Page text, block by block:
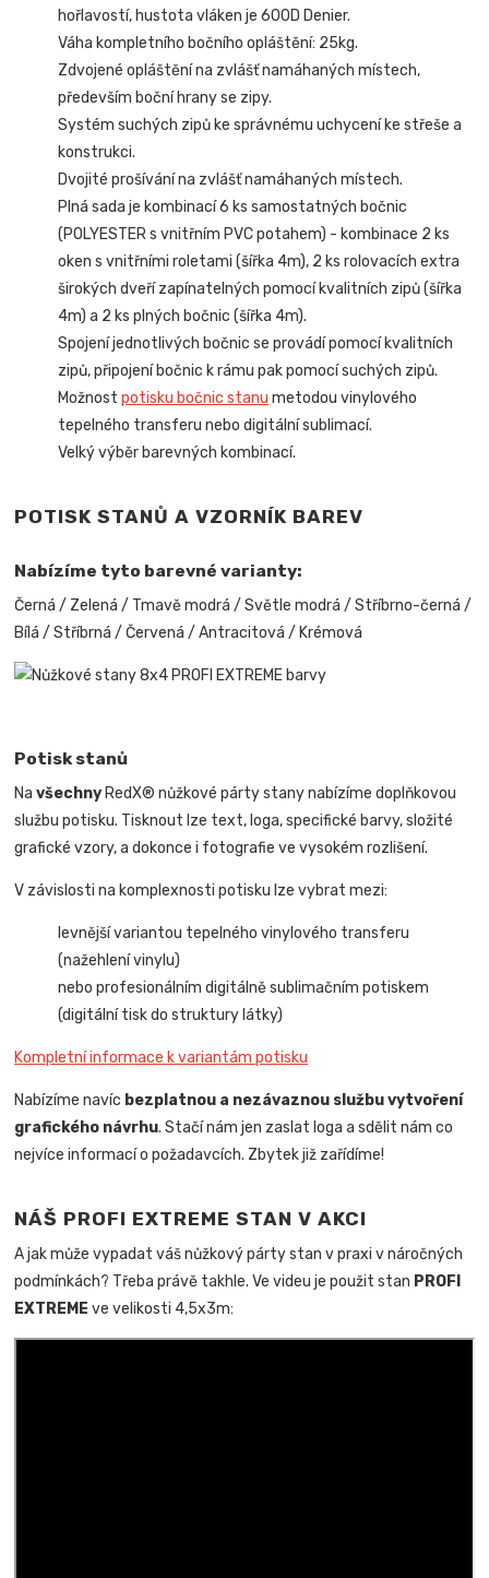
hořlavostí, hustota vláken je 600D Denier.
Váha kompletního bočního opláštění: 25kg.
Zdvojené opláštění na zvlášť namáhaných místech,
především boční hrany se zipy.
Systém suchých zipů ke správnému uchycení ke střeše a
konstrukci.
Dvojité prošívání na zvlášť namáhaných místech.
Plná sada je kombinací 6 ks samostatných bočnic
(POLYESTER s vnitřním PVC potahem) - kombinace 2 ks
oken s vnitřními roletami (šířka 4m), 2 ks rolovacích extra
širokých dveří zapínatelných pomocí kvalitních zipů (šířka
4m) a 2 ks plných bočnic (šířka 4m).
Spojení jednotlivých bočnic se provádí pomocí kvalitních
zipů, připojení bočnic k rámu pak pomocí suchých zipů.
Možnostpotisku bočnic stanu metodou vinylového
tepelného transferu nebo digitální sublimací.
Velký výběr barevných kombinací.
POTISK STANŮ A VZORNÍK BAREV
Nabízíme tyto barevné varianty:
Černá / Zelená / Tmavě modrá / Světle modrá / Stříbrno-černá /
Bílá / Stříbrná / Červená / Antracitová / Krémová
Potisk stanů
Navšechny RedX® nůžkové párty stany nabízíme doplňkovou
službu potisku. Tisknout lze text, loga, specifické barvy, složité
grafické vzory, a dokonce i fotografie ve vysokém rozlišení.
V závislosti na komplexnosti potisku lze vybrat mezi:
levnější variantou tepelného vinylového transferu
(nažehlení vinylu)
nebo profesionálním digitálně sublimačním potiskem
(digitální tisk do struktury látky)
Kompletní informace k variantám potisku
Nabízíme navíc bezplatnou a nezávaznou službu vytvoření
grafického návrhu. Stačí nám jen zaslat loga a sdělit nám co
nejvíce informací o požadavcích. Zbytek již zařídíme!
NÁŠ PROFI EXTREME STAN V AKCI
A jak může vypadat váš nůžkový párty stan v praxi v náročných
podmínkách? Třeba právě takhle. Ve videu je použit stan PROFI
EXTREME ve velikosti 4,5x3m: